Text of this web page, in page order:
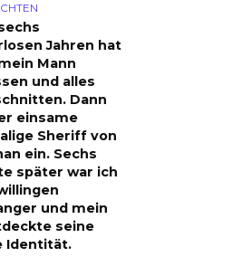
Jahren hat
Mann
und alles
Dann
einsame
Sheriff von
ein. Sechs
später war ich
und mein
seine
Identität.